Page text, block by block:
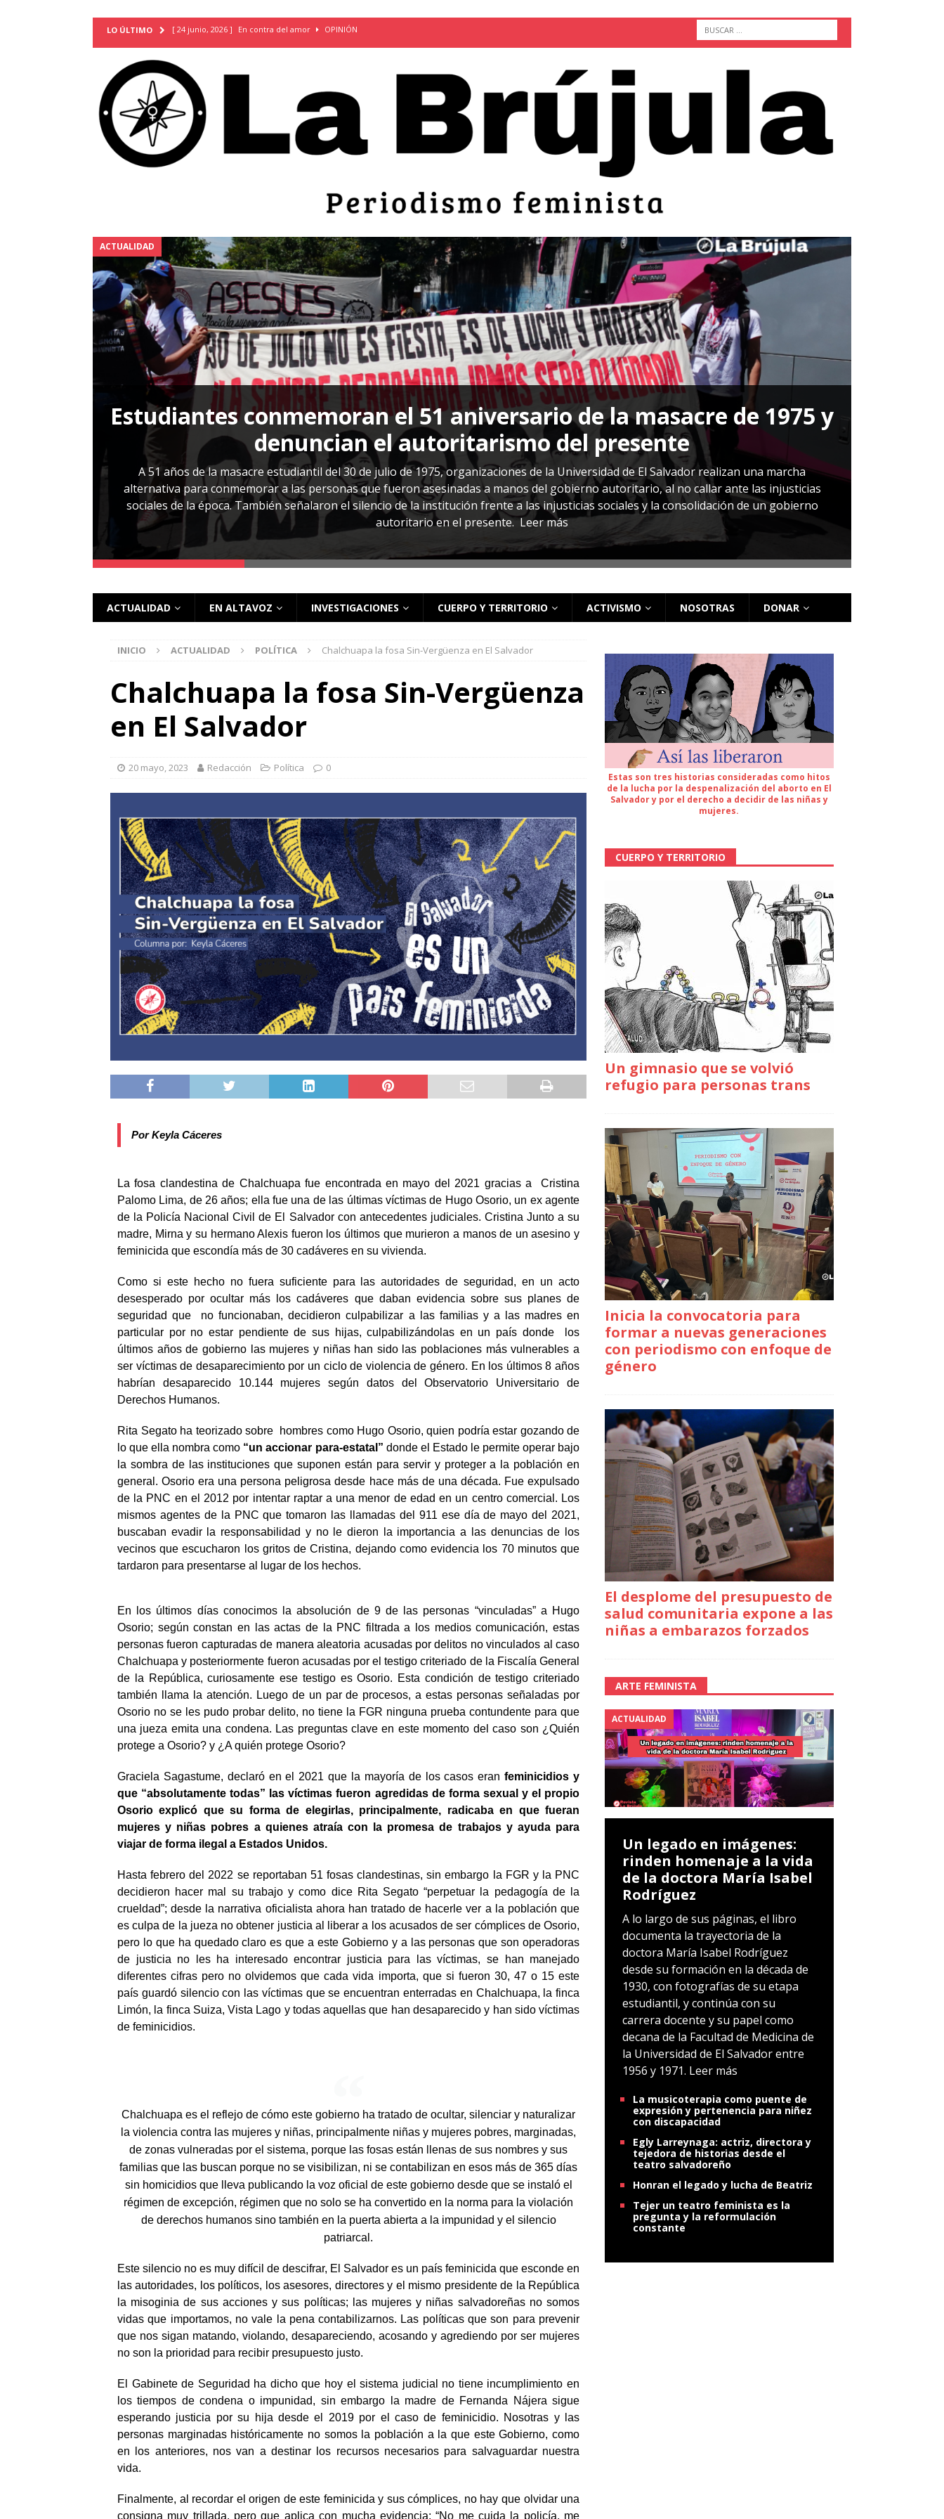
LO ÚLTIMO [ 24 junio, 2026 ] En contra del amor OPINIÓN
TERRITORIO
[ 21 febrero, 2026 ] Cuando la prevención de embarazos en niñas y adolescentes desaparece del territorio
INVESTIGACIONES
[ 31 julio, 2026 ] Estudiantes conmemoran el 51 aniversario de la masacre de 1975 y denuncian el
Piden mantener la libertad provisional de Sandra Leticia Hernández: víctima del régimen de
[ 28 julio, 2026 ] ARENA y FMLN apuestan por mujeres en sus fórmulas presidenciales para 2027
ACTUALIDAD
[ 24 julio, 2026 ] A María Hildaura le falló el Estado OPINIÓN
[ 28 julio, 2026 ] Más allá de los casos: cómo entender el VIH en El Salvador ACTUALIDAD
ACTUALIDAD
Estudiantes conmemoran el 51 aniversario de la masacre de 1975 y
denuncian el autoritarismo del presente
A 51 años de la masacre estudiantil del 30 de julio de 1975, organizaciones de la Universidad de El Salvador realizan una marcha
alternativa para conmemorar a las personas que fueron asesinadas a manos del gobierno autoritario, al no callar ante las injusticias
sociales de la época. También señalaron el silencio de la institución frente a las injusticias sociales y la consolidación de un gobierno
autoritario en el presente.Leer más
ACTUALIDAD EN ALTAVOZ INVESTIGACIONES CUERPO Y TERRITORIO ACTIVISMO NOSOTRAS DONAR
INICIO ACTUALIDAD POLÍTICA Chalchuapa la fosa Sin-Vergüenza en El Salvador
Chalchuapa la fosa Sin-Vergüenza
en El Salvador
20 mayo, 2023 Redacción Política 0
Por Keyla Cáceres
La fosa clandestina de Chalchuapa fue encontrada en mayo del 2021 gracias a
Cristina
Palomo Lima, de 26 años; ella fue una de las últimas víctimas de Hugo Osorio, un ex agente
de la Policía Nacional Civil de El Salvador con antecedentes judiciales. Cristina Junto a su
madre, Mirna y su hermano Alexis fueron los últimos que murieron a manos de un asesino y
feminicida que escondía más de 30 cadáveres en su vivienda.
Como si este hecho no fuera suficiente para las autoridades de seguridad, en un acto
desesperado por ocultar más los cadáveres que daban evidencia sobre sus planes de
seguridad que no funcionaban, decidieron culpabilizar a las familias y a las madres en
particular por no estar pendiente de sus hijas, culpabilizándolas en un país donde los
últimos años de gobierno las mujeres y niñas han sido las poblaciones más vulnerables a
ser víctimas de desaparecimiento por un ciclo de violencia de género. En los últimos 8 años
habrían desaparecido 10.144 mujeres según datos del Observatorio Universitario de
Derechos Humanos.
Rita Segato ha teorizado sobre hombres como Hugo Osorio, quien podría estar gozando de
lo que ella nombra como “un accionar para-estatal” donde el Estado le permite operar bajo
la sombra de las instituciones que suponen están para servir y proteger a la población en
general. Osorio era una persona peligrosa desde hace más de una década. Fue expulsado
de la PNC en el 2012 por intentar raptar a una menor de edad en un centro comercial. Los
mismos agentes de la PNC que tomaron las llamadas del 911 ese día de mayo del 2021,
buscaban evadir la responsabilidad y no le dieron la importancia a las denuncias de los
vecinos que escucharon los gritos de Cristina, dejando como evidencia los 70 minutos que
tardaron para presentarse al lugar de los hechos.
En los últimos días conocimos la absolución de 9 de las personas “vinculadas” a Hugo
Osorio; según constan en las actas de la PNC filtrada a los medios comunicación, estas
personas fueron capturadas de manera aleatoria acusadas por delitos no vinculados al caso
Chalchuapa y posteriormente fueron acusadas por el testigo criteriado de la Fiscalía General
de la República, curiosamente ese testigo es Osorio. Esta condición de testigo criteriado
también llama la atención. Luego de un par de procesos, a estas personas señaladas por
Osorio no se les pudo probar delito, no tiene la FGR ninguna prueba contundente para que
una jueza emita una condena. Las preguntas clave en este momento del caso son ¿Quién
protege a Osorio? y ¿A quién protege Osorio?
Graciela Sagastume, declaró en el 2021 que la mayoría de los casos eranfeminicidios y
que “absolutamente todas” las víctimas fueron agredidas de forma sexual y el propio
Osorio explicó que su forma de elegirlas, principalmente, radicaba en que fueran
mujeres y niñas pobres a quienes atraía con la promesa de trabajos y ayuda para
viajar de forma ilegal a Estados Unidos.
Hasta febrero del 2022 se reportaban 51 fosas clandestinas, sin embargo la FGR y la PNC
decidieron hacer mal su trabajo y como dice Rita Segato “perpetuar la pedagogía de la
crueldad”; desde la narrativa oficialista ahora han tratado de hacerle ver a la población que
es culpa de la jueza no obtener justicia al liberar a los acusados de ser cómplices de Osorio,
pero lo que ha quedado claro es que a este Gobierno y a las personas que son operadoras
de justicia no les ha interesado encontrar justicia para las víctimas, se han manejado
diferentes cifras pero no olvidemos que cada vida importa, que si fueron 30, 47 o 15 este
país guardó silencio con las víctimas que se encuentran enterradas en Chalchuapa, la finca
Limón, la finca Suiza, Vista Lago y todas aquellas que han desaparecido y han sido víctimas
de feminicidios.
Chalchuapa es el reflejo de cómo este gobierno ha tratado de ocultar, silenciar y naturalizar
la violencia contra las mujeres y niñas, principalmente niñas y mujeres pobres, marginadas,
de zonas vulneradas por el sistema, porque las fosas están llenas de sus nombres y sus
familias que las buscan porque no se visibilizan, ni se contabilizan en esos más de 365 días
sin homicidios que lleva publicando la voz oficial de este gobierno desde que se instaló el
régimen de excepción, régimen que no solo se ha convertido en la norma para la violación
de derechos humanos sino también en la puerta abierta a la impunidad y el silencio
patriarcal.
Este silencio no es muy difícil de descifrar, El Salvador es un país feminicida que esconde en
las autoridades, los políticos, los asesores, directores y el mismo presidente de la República
la misoginia de sus acciones y sus políticas; las mujeres y niñas salvadoreñas no somos
vidas que importamos, no vale la pena contabilizarnos. Las políticas que son para prevenir
que nos sigan matando, violando, desapareciendo, acosando y agrediendo por ser mujeres
no son la prioridad para recibir presupuesto justo.
El Gabinete de Seguridad ha dicho que hoy el sistema judicial no tiene incumplimiento en
los tiempos de condena o impunidad, sin embargo la madre de Fernanda Nájera sigue
esperando justicia por su hija desde el 2019 por el caso de feminicidio. Nosotras y las
personas marginadas históricamente no somos la población a la que este Gobierno, como
en los anteriores, nos van a destinar los recursos necesarios para salvaguardar nuestra
vida.
Finalmente, al recordar el origen de este feminicida y sus cómplices, no hay que olvidar una
consigna muy trillada, pero que aplica con mucha evidencia: “No me cuida la policía, me
Estas son tres historias consideradas como hitos
de la lucha por la despenalización del aborto en El
Salvador y por el derecho a decidir de las niñas y
mujeres.
CUERPO Y TERRITORIO
Un gimnasio que se volvió
refugio para personas trans
Inicia la convocatoria para
formar a nuevas generaciones
con periodismo con enfoque de
género
El desplome del presupuesto de
salud comunitaria expone a las
niñas a embarazos forzados
ARTE FEMINISTA
ACTUALIDAD
Un legado en imágenes:
rinden homenaje a la vida
de la doctora María Isabel
Rodríguez
A lo largo de sus páginas, el libro
documenta la trayectoria de la
doctora María Isabel Rodríguez
desde su formación en la década de
1930, con fotografías de su etapa
estudiantil, y continúa con su
carrera docente y su papel como
decana de la Facultad de Medicina de
la Universidad de El Salvador entre
1956 y 1971. Leer más
La musicoterapia como puente de
expresión y pertenencia para niñez
con discapacidad
Egly Larreynaga: actriz, directora y
tejedora de historias desde el
teatro salvadoreño
Honran el legado y lucha de Beatriz
Tejer un teatro feminista es la
pregunta y la reformulación
constante